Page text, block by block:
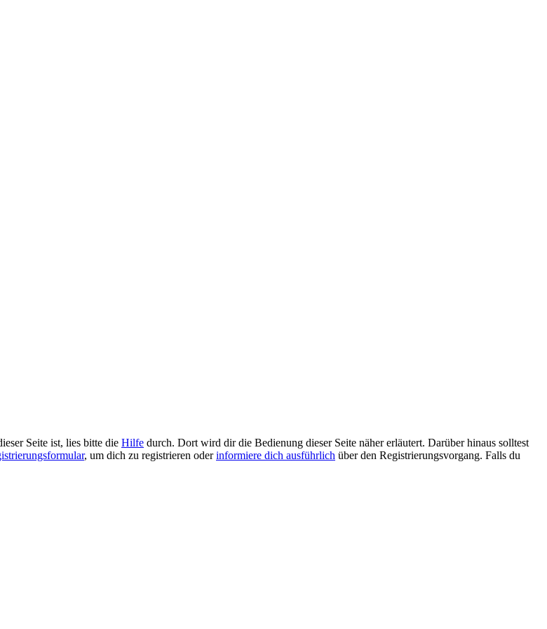
Seite ist, lies bitte die Hilfe durch. Dort wird dir die Bedienung dieser Seite näher erläutert. Darüber hinaus solltest
, um dich zu registrieren oderinformiere dich ausführlich über den Registrierungsvorgang. Falls du